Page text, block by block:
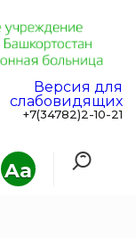
Aa
Версия для
слабовидящих
+7(34782)2-10-21